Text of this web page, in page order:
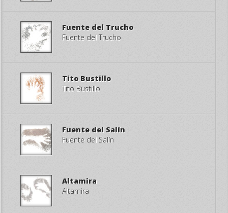
Fuente del Trucho
Fuente del Trucho
Tito Bustillo
Tito Bustillo
Fuente del Salín
Fuente del Salín
Altamira
Altamira